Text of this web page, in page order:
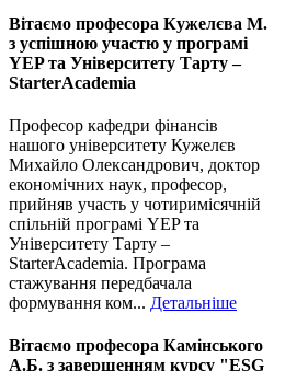
Вітаємо професора Кужелєва М.
з успішною участю у програмі
YEP та Університету Тарту –
StarterAcademia
Професор кафедри фінансів
нашого університету Кужелєв
Михайло Олександрович, доктор
економічних наук, професор,
прийняв участь у чотиримісячній
спільній програмі YEP та
Університету Тарту –
StarterAcademia. Програма
стажування передбачала
формування ком... Детальніше
Вітаємо професора Камінського
А.Б. з завершенням курсу "ESG